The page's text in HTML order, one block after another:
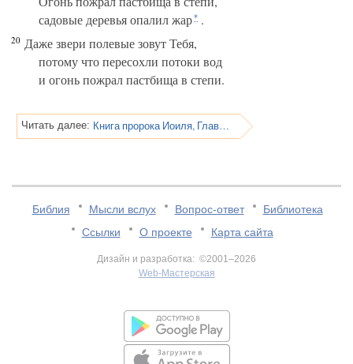
садовые деревья опалил жар* .
20 Даже звери полевые зовут Тебя,
потому что пересохли потоки вод
и огонь пожрал пастбища в степи.
Читать далее: Книга пророка Иоиля, Глава 2
Библия Мысли вслух Вопрос-ответ
Библиотека
Ссылки
О проекте Карта сайта
Дизайн и разработка: ©2001–2026
Web-Мастерская